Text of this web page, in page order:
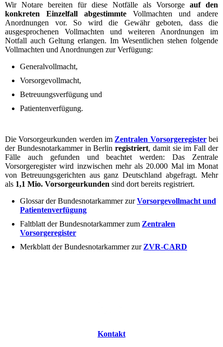
Wir Notare bereiten für diese Notfälle als Vorsorge auf den
konkreten Einzelfall abgestimmte Vollmachten und andere
Anordnungen vor. So wird die Gewähr geboten, dass die
ausgesprochenen Vollmachten und weiteren Anordnungen im
Notfall auch Geltung erlangen. Im Wesentlichen stehen folgende
Vollmachten und Anordnungen zur Verfügung:
Generalvollmacht,
Vorsorgevollmacht,
Betreuungsverfügung und
Patientenverfügung.
Die Vorsorgeurkunden werden im Zentralen Vorsorgeregisterbei
der Bundesnotarkammer in Berlinregistriert, damit sie im Fall der
Fälle auch gefunden und beachtet werden: Das Zentrale
Vorsorgeregister wird inzwischen mehr als 20.000 Mal im Monat
von Betreuungsgerichten aus ganz Deutschland abgefragt. Mehr
als 1,1 Mio. Vorsorgeurkunden sind dort bereits registriert.
Glossar der Bundesnotarkammer zurVorsorgevollmacht und
Patientenverfügung
Faltblatt der Bundesnotarkammer zum Zentralen
Vorsorgeregister
Merkblatt der Bundesnotarkammer zur ZVR-CARD
Kontakt